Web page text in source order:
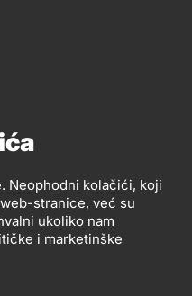
Neophodni kolačići, koji
stranice, već su
ukoliko nam
i marketinške
Ilidža, Sarajevo